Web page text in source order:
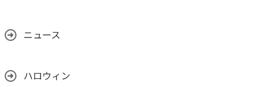
ニュース
ハロウィン